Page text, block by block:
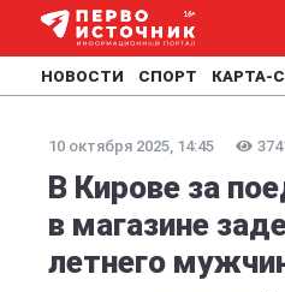
НОВОСТИ СПОРТ КАРТА-
10 октября 2025, 14:45
В Кирове за
в магазине
летнего